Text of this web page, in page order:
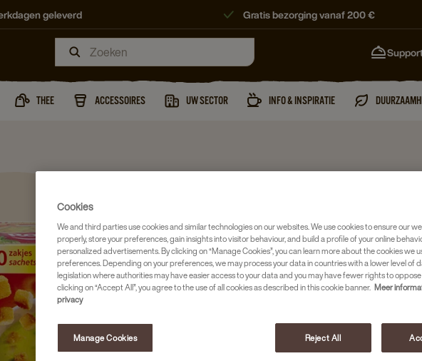
geleverd Gratis bezorging vanaf 200 €
THEE ACCESSOIRES UW SECTOR INFO & INSPIRATIE
20 stuks
Cookies
We and third parties use cookies and similar technologies on our websites. We use cookies to ensure our
properly, store your preferences, gain insights into visitor behaviour, and build a profile of your online
personalized advertisements. By clicking on “Manage Cookies”, you can learn more about the cookies we
preferences. Depending on your preferences, we may process your data in countries with a lower level of
legislation where authorities may have easier access to your data and you may have fewer rights to
clicking on “Accept All”, you agree to the use of all cookies as described in this cookie banner. Meer
privacy
Manage Cookies Reject All